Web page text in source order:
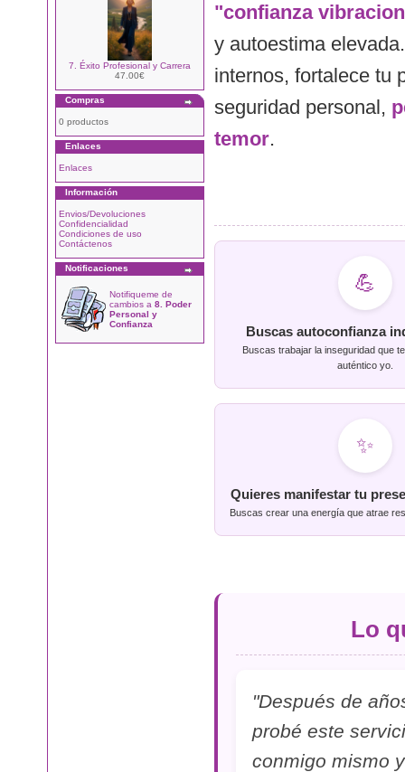
7. Éxito Profesional y Carrera
47.00€
Compras
0 productos
Enlaces
Enlaces
Información
Envios/Devoluciones
Confidencialidad
Condiciones de uso
Contáctenos
Notificaciones
Notifiqueme de
cambios a 8. Poder
Personal y
Confianza
"confianza
y autoestima
internos, fortalece tu
seguridad personal,
temor.
💪
Buscas autoconfianza
Buscas trabajar la inseguridad que
auténtico yo.
✨
Quieres manifestar tu
Buscas crear una energía que atrae
Lo
"Después de
probé este
conmigo mismo